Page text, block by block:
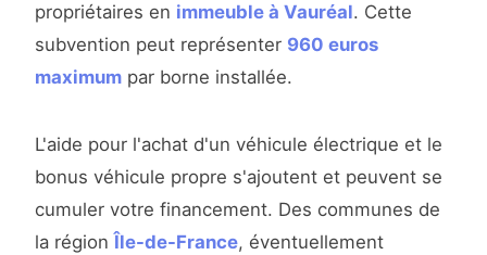
propriétaires en immeuble à Vauréal. Cette
subvention peut représenter 960 euros
maximum par borne installée.
L'aide pour l'achat d'un véhicule électrique et le
bonus véhicule propre s'ajoutent et peuvent se
cumuler votre financement. Des communes de
la région Île-de-France, éventuellement